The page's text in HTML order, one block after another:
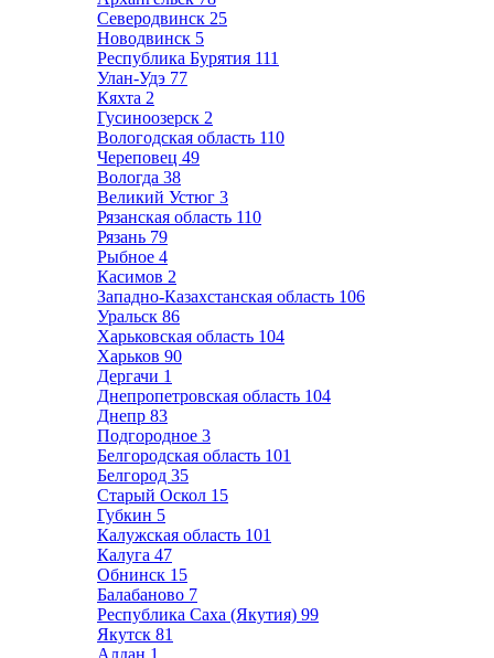
Северодвинск 25
Новодвинск 5
Республика Бурятия 111
Улан-Удэ 77
Кяхта 2
Гусиноозерск 2
Вологодская область 110
Череповец 49
Вологда 38
Великий Устюг 3
Рязанская область 110
Рязань 79
Рыбное 4
Касимов 2
Западно-Казахстанская область 106
Уральск 86
Харьковская область 104
Харьков 90
Дергачи 1
Днепропетровская область 104
Днепр 83
Подгородное 3
Белгородская область 101
Белгород 35
Старый Оскол 15
Губкин 5
Калужская область 101
Калуга 47
Обнинск 15
Балабаново 7
Республика Саха (Якутия) 99
Якутск 81
Алдан 1